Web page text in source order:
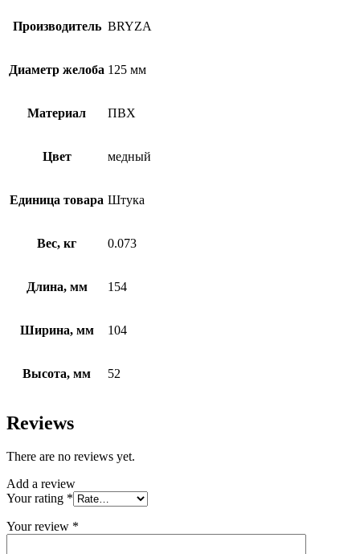
Производитель BRYZA
Диаметр желоба 125 мм
Материал ПВХ
Цвет медный
Единица товара Штука
Вес, кг 0.073
Длина, мм 154
Ширина, мм 104
Высота, мм 52
Reviews
There are no reviews yet.
Add a review
Your rating *
Your review *